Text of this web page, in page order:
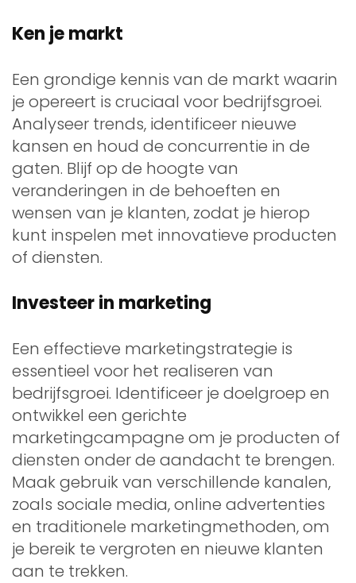
Ken je markt
Een grondige kennis van de markt waarin
je opereert is cruciaal voor bedrijfsgroei.
Analyseer trends, identificeer nieuwe
kansen en houd de concurrentie in de
gaten. Blijf op de hoogte van
veranderingen in de behoeften en
wensen van je klanten, zodat je hierop
kunt inspelen met innovatieve producten
of diensten.
Investeer in marketing
Een effectieve marketingstrategie is
essentieel voor het realiseren van
bedrijfsgroei. Identificeer je doelgroep en
ontwikkel een gerichte
marketingcampagne om je producten of
diensten onder de aandacht te brengen.
Maak gebruik van verschillende kanalen,
zoals sociale media, online advertenties
en traditionele marketingmethoden, om
je bereik te vergroten en nieuwe klanten
aan te trekken.